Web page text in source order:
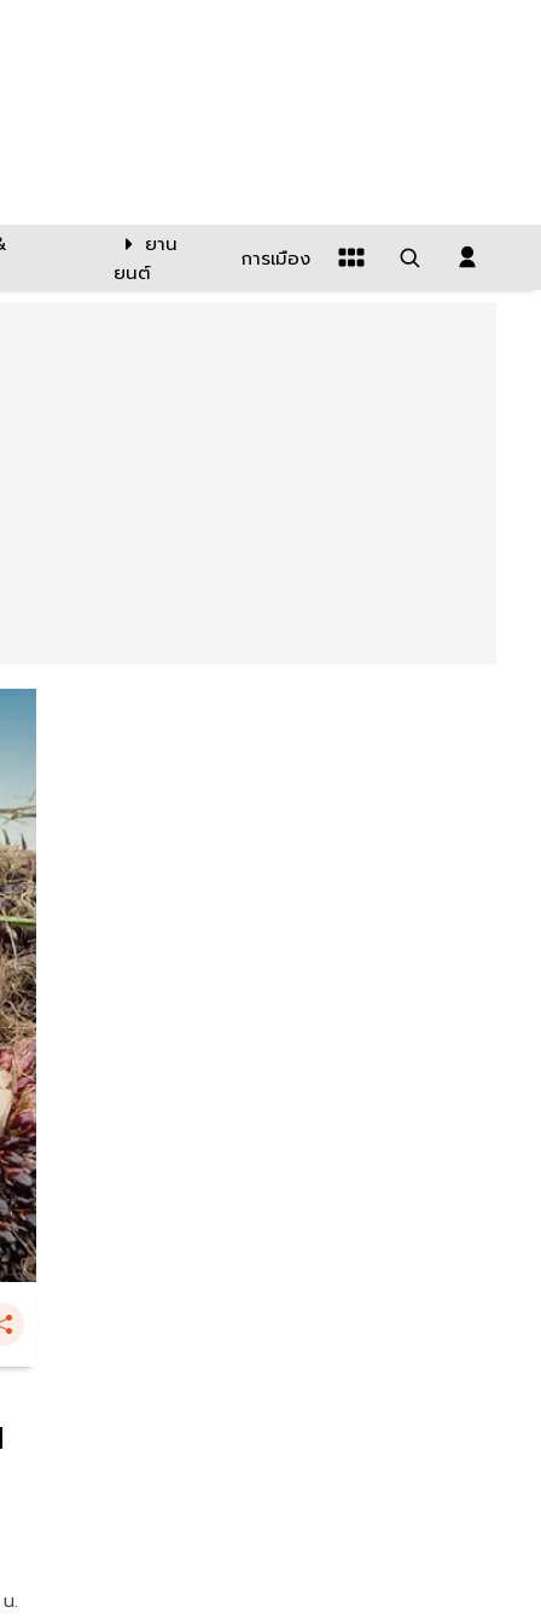
ยาน
ยนต์
การเมือง
.